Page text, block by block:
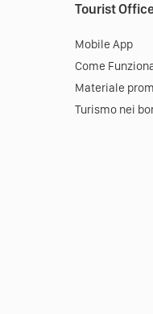
Tourist
Mobile App
Come
Materiale
Turismo nei